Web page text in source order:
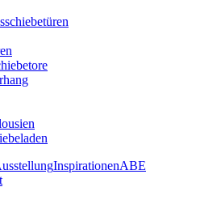
InspirationenABE